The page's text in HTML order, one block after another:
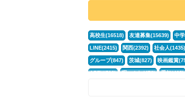
高校生(16518) 友達募集(15639) 中
LINE(2415) 関西(2392) 社会人(1435)
グループ(847) 茨城(827) 映画鑑賞
APEX(519) 暇つぶし(476) 愛知(468)